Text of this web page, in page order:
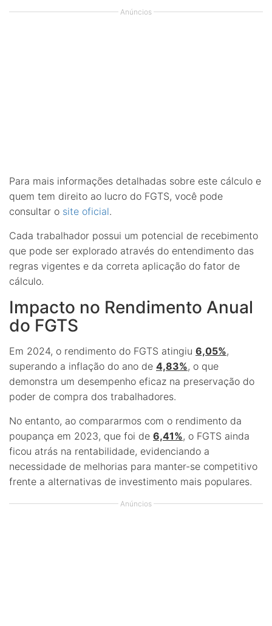
Anúncios
Para mais informações detalhadas sobre este cálculo e
quem tem direito ao lucro do FGTS, você pode
consultar o site oficial.
Cada trabalhador possui um potencial de recebimento
que pode ser explorado através do entendimento das
regras vigentes e da correta aplicação do fator de
cálculo.
Impacto no Rendimento Anual
do FGTS
Em 2024, o rendimento do FGTS atingiu 6,05%,
superando a inflação do ano de 4,83%, o que
demonstra um desempenho eficaz na preservação do
poder de compra dos trabalhadores.
No entanto, ao compararmos com o rendimento da
poupança em 2023, que foi de 6,41%, o FGTS ainda
ficou atrás na rentabilidade, evidenciando a
necessidade de melhorias para manter-se competitivo
frente a alternativas de investimento mais populares.
Anúncios